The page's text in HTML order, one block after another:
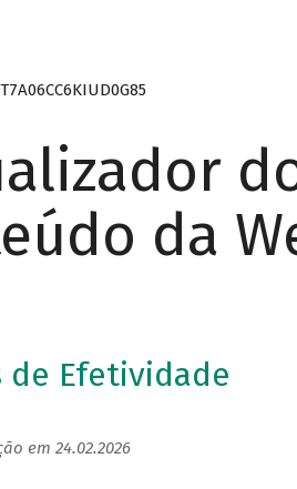
da
de Efetividade
em 24.02.2026